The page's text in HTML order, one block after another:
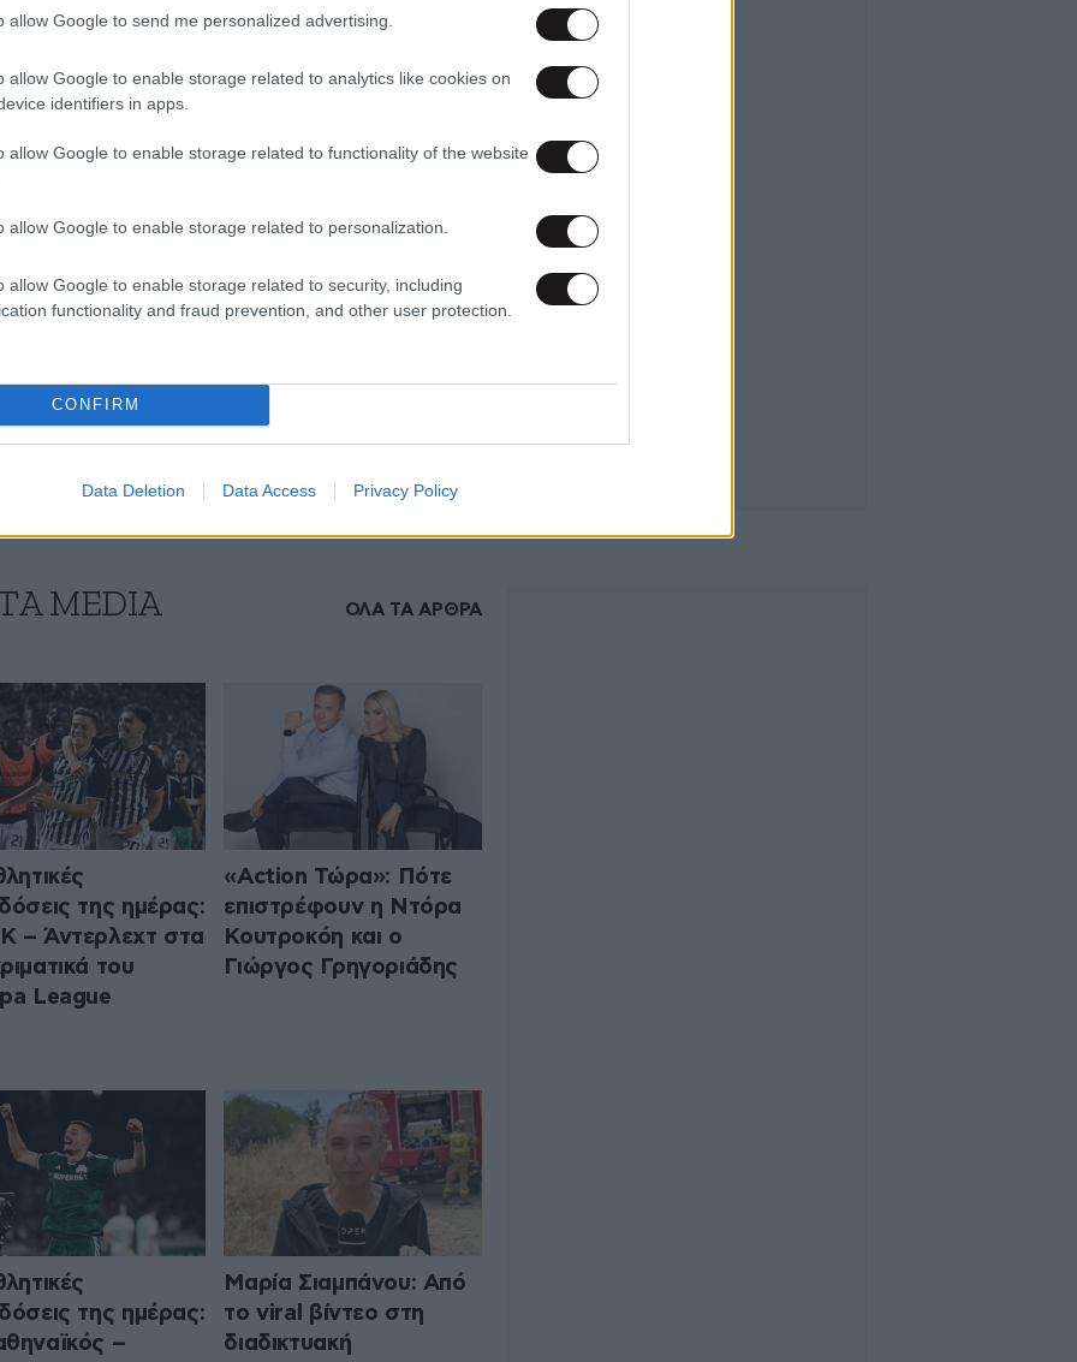
allow Google to send me personalized advertising.
allow Google to enable storage related to analytics like cookies on
identifiers in apps.
allow Google to enable storage related to functionality of the website
allow Google to enable storage related to personalization.
allow Google to enable storage related to security, including
functionality and fraud prevention, and other user protection.
CONFIRM
Data Deletion Data Access Privacy Policy
περισσότερες από 30 σελίδες social media, με
εκατομμύρια ακολούθους.
επενδύει σταθερά στην ανάπτυξη των
συνεργειών μεταξύ διαφορετικών
νέες τεχνολογίες και σύγχρονα
διαφήμισης.
περαιτέρω το συνολικό αποτύπωμα του
και αποτελεί ακόμη ένα βήμα προς τη
media οργανισμού με ισχυρή
επικοινωνίας.
MEDIA ΟΛΑ ΤΑ ΑΡΘΡΑ
της ημέρας:
– Άντερλεχτ στα
του
League
«Action Τώρα»: Πότε
επιστρέφουν η Ντόρα
Κουτροκόη και ο
Γιώργος Γρηγοριάδης
της ημέρας:
–
Μαρία Σιαμπάνου: Από
το viral βίντεο στη
διαδικτυακή